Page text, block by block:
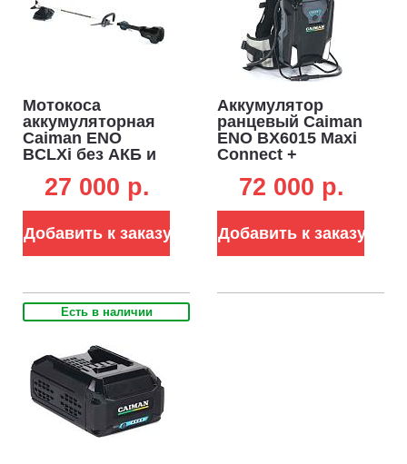
Мотокоса
аккумуляторная
Caiman ENO
BCLXi без АКБ и
Maxi Connect, D-
рукоятка, нож 3T
кг.)
27 000 p.
Добавить к заказу
Аккумулятор
ранцевый Caiman
ENO BX6015 Maxi
Connect +
анатомическая
(PRC, Li-ion, 60В,
72 000 p.
Добавить к заказу
Есть в наличии